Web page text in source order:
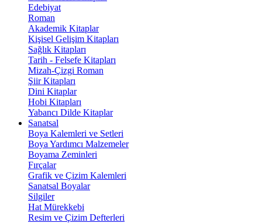
Edebiyat
Roman
Akademik Kitaplar
Kişisel Gelişim Kitapları
Sağlık Kitapları
Tarih - Felsefe Kitapları
Mizah-Çizgi Roman
Şiir Kitapları
Dini Kitaplar
Hobi Kitapları
Yabancı Dilde Kitaplar
Sanatsal
Boya Kalemleri ve Setleri
Boya Yardımcı Malzemeler
Boyama Zeminleri
Fırçalar
Grafik ve Çizim Kalemleri
Sanatsal Boyalar
Silgiler
Hat Mürekkebi
Resim ve Çizim Defterleri